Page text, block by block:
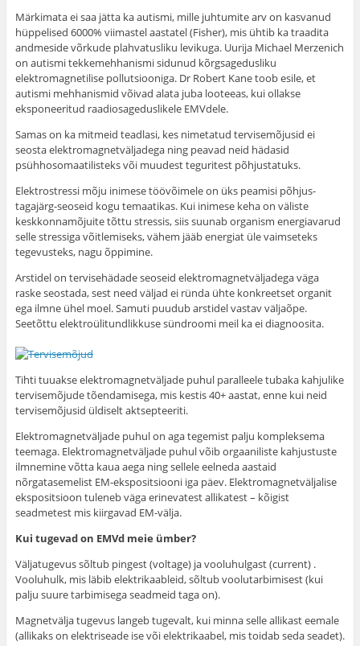
Märkimata ei saa jätta ka autismi, mille juhtumite arv on kasvanud
hüppelised 6000% viimastel aastatel (Fisher), mis ühtib ka traadita
andmeside võrkude plahvatusliku levikuga. Uurija Michael Merzenich
on autismi tekkemehhanismi sidunud kõrgsagedusliku
elektromagnetilise pollutsiooniga. Dr Robert Kane toob esile, et
autismi mehhanismid võivad alata juba looteeas, kui ollakse
eksponeeritud raadiosageduslikele EMVdele.
Samas on ka mitmeid teadlasi, kes nimetatud tervisemõjusid ei
seosta elektromagnetväljadega ning peavad neid hädasid
psühhosomaatilisteks või muudest teguritest põhjustatuks.
Elektrostressi mõju inimese töövõimele on üks peamisi põhjus-
tagajärg-seoseid kogu temaatikas. Kui inimese keha on väliste
keskkonnamõjuite tõttu stressis, siis suunab organism energiavarud
selle stressiga võitlemiseks, vähem jääb energiat üle vaimseteks
tegevusteks, nagu õppimine.
Arstidel on tervisehädade seoseid elektromagnetväljadega väga
raske seostada, sest need väljad ei ründa ühte konkreetset organit
ega ilmne ühel moel. Samuti puudub arstidel vastav väljaõpe.
Seetõttu elektroülitundlikkuse sündroomi meil ka ei diagnoosita.
Tihti tuuakse elektromagnetväljade puhul paralleele tubaka kahjulike
tervisemõjude tõendamisega, mis kestis 40+ aastat, enne kui neid
tervisemõjusid üldiselt aktsepteeriti.
Elektromagnetväljade puhul on aga tegemist palju kompleksema
teemaga. Elektromagnetväljade puhul võib orgaaniliste kahjustuste
ilmnemine võtta kaua aega ning sellele eelneda aastaid
nõrgatasemelist EM-ekspositsiooni iga päev. Elektromagnetväljalise
ekspositsioon tuleneb väga erinevatest allikatest – kõigist
seadmetest mis kiirgavad EM-välja.
Kui tugevad on EMVd meie ümber?
Väljatugevus sõltub pingest (voltage) ja vooluhulgast (current) .
Vooluhulk, mis läbib elektrikaableid, sõltub voolutarbimisest (kui
palju suure tarbimisega seadmeid taga on).
Magnetvälja tugevus langeb tugevalt, kui minna selle allikast eemale
(allikaks on elektriseade ise või elektrikaabel, mis toidab seda seadet).